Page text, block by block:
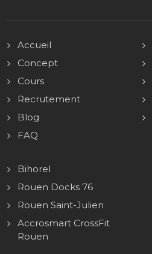
Accueil
Concept
Cours
Recrutement
Blog
FAQ
Bihorel
Rouen Docks 76
Rouen Saint-Julien
Accrosmart CrossFit
Rouen